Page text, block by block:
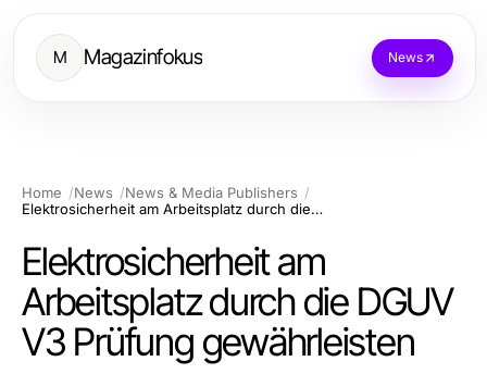
M Magazinfokus News
Home News
News & Media Publishers
Elektrosicherheit am Arbeitsplatz durch die DGUV V3 Prüfung gewährleisten
Elektrosicherheit am
Arbeitsplatz durch die DGUV
V3 Prüfung gewährleisten